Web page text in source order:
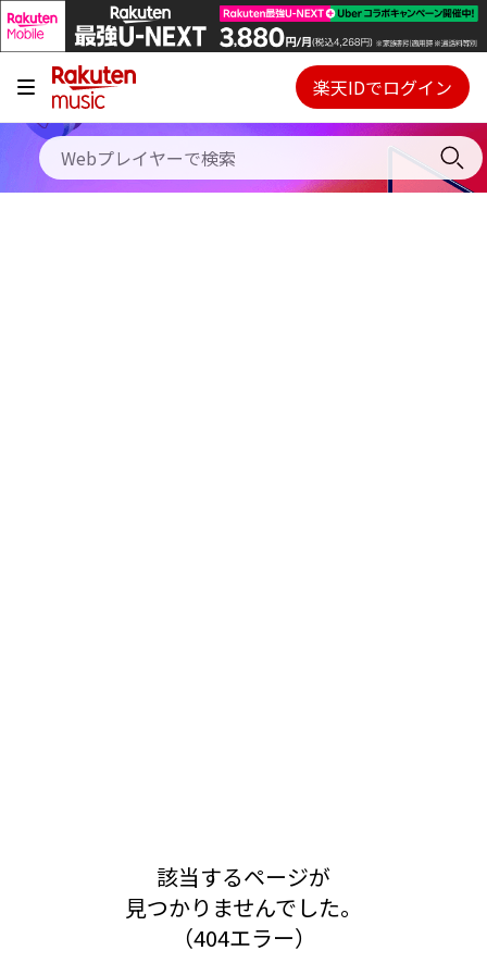
キャンペーン
料金プラン
使い方
Webプレイヤー
ご契約内容の確認・変更
楽天IDでログイン
該当するページが
見つかりませんでした。
（404エラー）